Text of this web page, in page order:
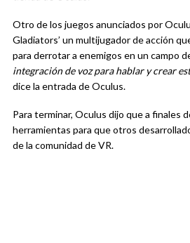
Otro de los juegos anunciados por
Gladiators’ un multijugador de acción
para derrotar a enemigos en un campo
integración de voz para hablar y crear
dice la entrada de Oculus.
Para terminar, Oculus dijo que a finales
herramientas para que otros
de la comunidad de VR.